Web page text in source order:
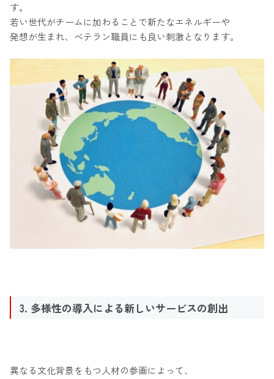
す。
若い世代がチームに加わることで新たなエネルギーや
発想が生まれ、ベテラン職員にも良い刺激となります。
3. 多様性の導入による新しいサービスの創出
異なる文化背景をもつ人材の参画によって、